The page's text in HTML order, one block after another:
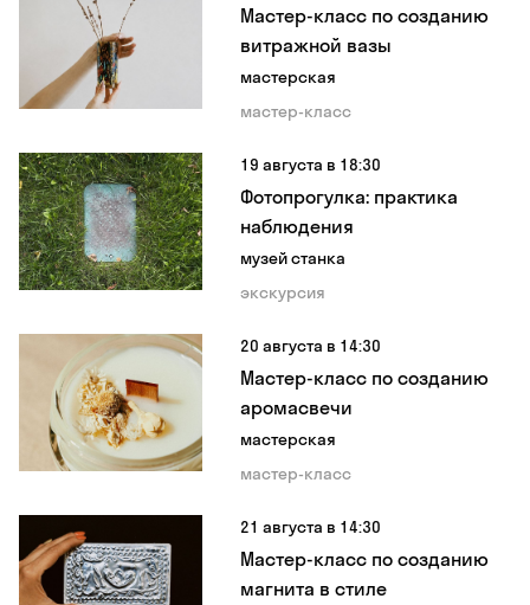
Мастер-класс по созданию
витражной вазы
мастерская
мастер-класс
19 августа в 18:30
Фотопрогулка: практика
наблюдения
музей станка
экскурсия
20 августа в 14:30
Мастер-класс по созданию
аромасвечи
мастерская
мастер-класс
21 августа в 14:30
Мастер-класс по созданию
магнита в стиле